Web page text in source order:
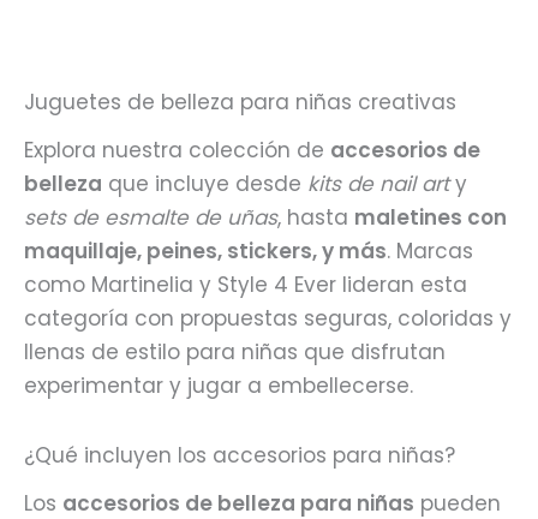
12.990
Juguetes de belleza para niñas creativas
Explora nuestra colección de accesorios de
belleza que incluye desde kits de nail arty
sets de esmalte de uñas, hasta maletines con
maquillaje, peines, stickers, y más. Marcas
como Martinelia y Style 4 Ever lideran esta
categoría con propuestas seguras, coloridas y
llenas de estilo para niñas que disfrutan
experimentar y jugar a embellecerse.
¿Qué incluyen los accesorios para niñas?
Los accesorios de belleza para niñas pueden